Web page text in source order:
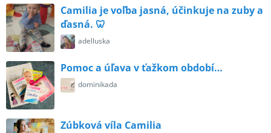
Camilia je voľba jasná, účinkuje na zuby a
ďasná. 🦷
adelluska
Pomoc a úľava v ťažkom období…
dominikada
Zúbková víla Camilia